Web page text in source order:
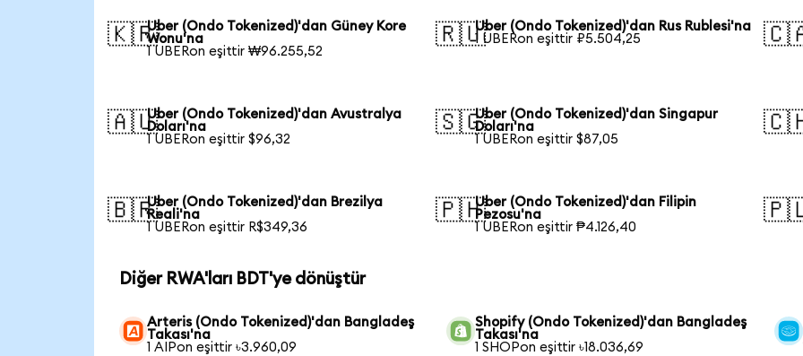
🇰🇷Uber (Ondo Tokenized)'dan Güney Kore
Wonu'na
1 UBERon eşittir ₩96.255,52
🇷🇺Uber (Ondo Tokenized)'dan Rus Rublesi'na
1 UBERon eşittir ₽5.504,25
🇦🇺Uber (Ondo Tokenized)'dan Avustralya
Doları'na
1 UBERon eşittir $96,32
🇸🇬Uber (Ondo Tokenized)'dan Singapur
Doları'na
1 UBERon eşittir $87,05
🇧🇷Uber (Ondo Tokenized)'dan Brezilya
Reali'na
1 UBERon eşittir R$349,36
🇵🇭Uber (Ondo Tokenized)'dan Filipin
Pezosu'na
1 UBERon eşittir ₱4.126,40
Diğer RWA'ları BDT'ye dönüştür
Arteris (Ondo Tokenized)'dan Bangladeş
Takası'na
1 AIPon eşittir ৳3.960,09
Shopify (Ondo Tokenized)'dan Bangladeş
Takası'na
1 SHOPon eşittir ৳18.036,69